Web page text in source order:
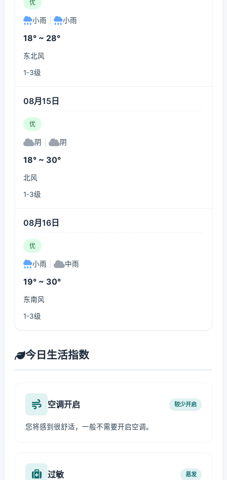
优
小雨 小雨
18° ~ 28°
东北风
1-3级
08月15日
优
阴 阴
18° ~ 30°
北风
1-3级
08月16日
优
小雨 中雨
19° ~ 30°
东南风
1-3级
今日生活指数
空调开启 较少开启
您将感到很舒适，一般不需要开启空调。
过敏 易发